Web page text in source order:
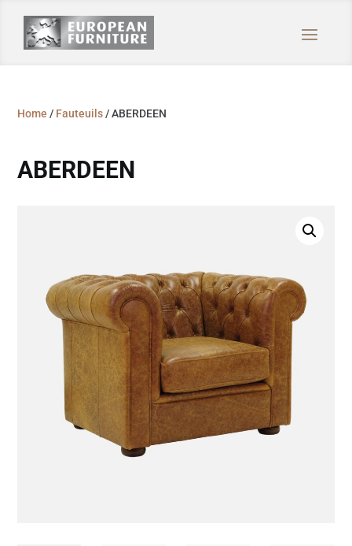
Home / Fauteuils / ABERDEEN
ABERDEEN